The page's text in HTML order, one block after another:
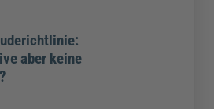
aber keine